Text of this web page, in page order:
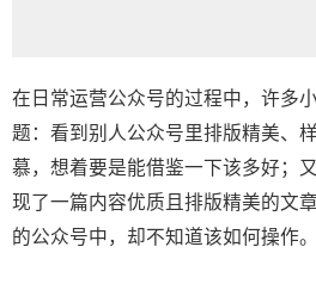
在日常运营公众号的过程中，许多
题：看到别人公众号里排版精美、
慕，想着要是能借鉴一下该多好；
现了一篇内容优质且排版精美的文
的公众号中，却不知道该如何操作。